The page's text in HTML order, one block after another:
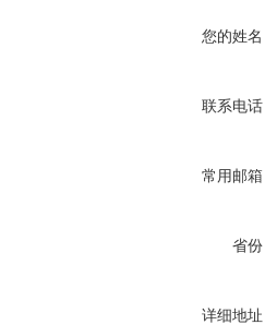
您的姓
联系电
常用邮
省
详细地